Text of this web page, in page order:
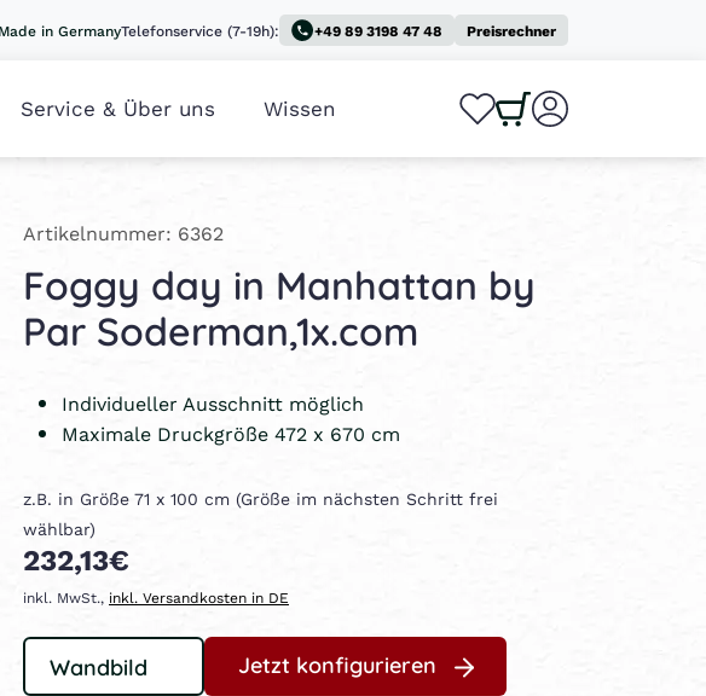
Made in GermanyTelefonservice (7-19h): +49 89 3198 47 48 Preisrechner
Service & Über uns Wissen 0
Artikelnummer: 6362
Foggy day in Manhattan by
Par Soderman,1x.com
Individueller Ausschnitt möglich
Maximale Druckgröße 472 x 670 cm
z.B. in Größe 71 x 100 cm (Größe im nächsten Schritt frei
wählbar)
232,13€
inkl. MwSt., inkl. Versandkosten in DE
Jetzt konfigurieren